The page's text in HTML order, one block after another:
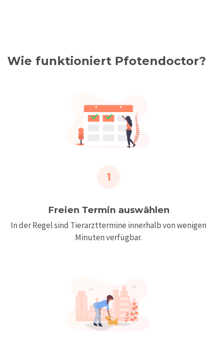
Wie funktioniert Pfotendoctor?
1
Freien Termin auswählen
In der Regel sind Tierarzttermine innerhalb von wenigen
Minuten verfügbar.